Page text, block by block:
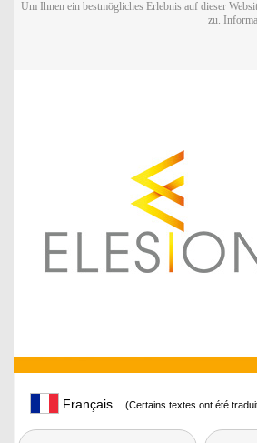
Um Ihnen ein bestmögliches Erlebnis auf dieser
zu.
Français (Certains textes ont été